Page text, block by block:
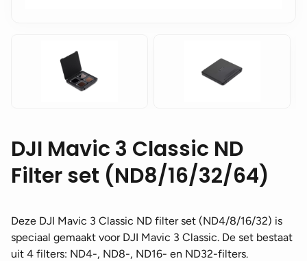
DJI Mavic 3 Classic ND
Filter set (ND8/16/32/64)
Deze DJI Mavic 3 Classic ND filter set (ND4/8/16/32) is
speciaal gemaakt voor DJI Mavic 3 Classic. De set bestaat
uit 4 filters: ND4-, ND8-, ND16- en ND32-filters.